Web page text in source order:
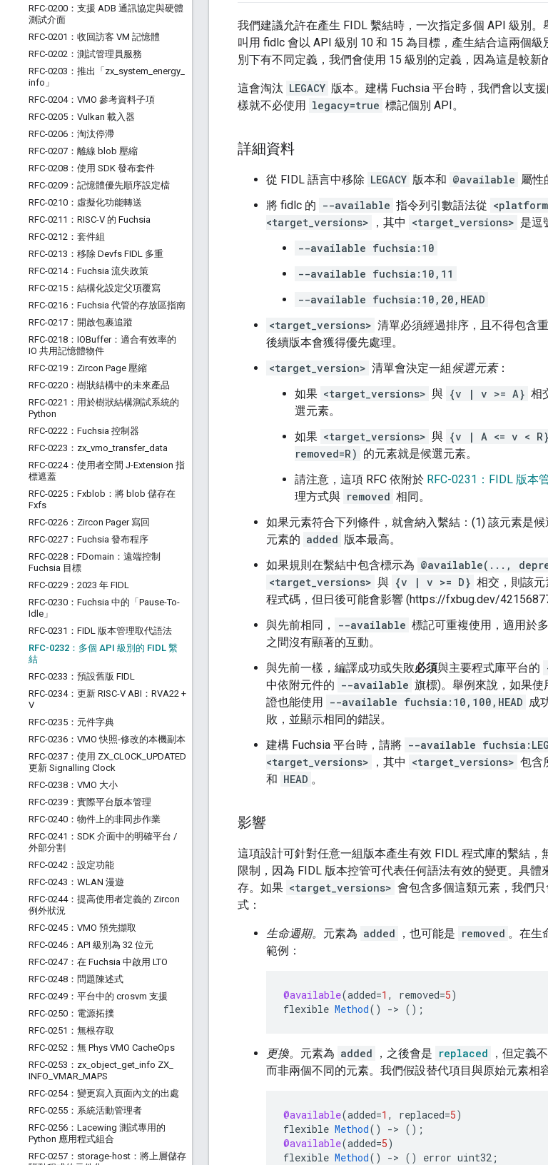
RFC-0200：支援 ADB 通訊協定與硬體
測試介面
RFC-0201：收回訪客 VM 記憶體
RFC-0202：測試管理員服務
RFC-0203：推出「zx system energy
info」
RFC-0204：VMO 參考資料子項
RFC-0205：Vulkan 載入器
RFC-0206：淘汰停滯
RFC-0207：離線 blob 壓縮
RFC-0208：使用 SDK 發布套件
RFC-0209：記憶體優先順序設定檔
RFC-0210：虛擬化功能轉送
RFC-0211：RISC-V 的 Fuchsia
RFC-0212：套件組
RFC-0213：移除 Devfs FIDL 多重
RFC-0214：Fuchsia 流失政策
RFC-0215：結構化設定父項覆寫
RFC-0216：Fuchsia 代管的存放區指南
RFC-0217：開啟包裹追蹤
RFC-0218：IOBuffer：適合有效率的
IO 共用記憶體物件
RFC-0219：Zircon Page 壓縮
RFC-0220：樹狀結構中的未來產品
RFC-0221：用於樹狀結構測試系統的
Python
RFC-0222：Fuchsia 控制器
RFC-0223：zx vmo _transfer_ data
RFC-0224：使用者空間 J-Extension 指
標遮蓋
RFC-0225：Fxblob：將 blob 儲存在
Fxfs
RFC-0226：Zircon Pager 寫回
RFC-0227：Fuchsia 發布程序
RFC-0228：FDomain：遠端控制
Fuchsia 目標
RFC-0229：2023 年 FIDL
RFC-0230：Fuchsia 中的「Pause-To-
Idle」
RFC-0231：FIDL 版本管理取代語法
RFC-0232：多個 API 級別的 FIDL 繫
結
RFC-0233：預設舊版 FIDL
RFC-0234：更新 RISC-V ABI：RVA22 +
V
RFC-0235：元件字典
RFC-0236：VMO 快照-修改的本機副本
RFC-0237：使用 ZX CLOCK UPDATED
更新 Signalling Clock
RFC-0238：VMO 大小
RFC-0239：實際平台版本管理
RFC-0240：物件上的非同步作業
RFC-0241：SDK 介面中的明確平台 /
外部分割
RFC-0242：設定功能
RFC-0243：WLAN 漫遊
RFC-0244：提高使用者定義的 Zircon
例外狀況
RFC-0245：VMO 預先擷取
RFC-0246：API 級別為 32 位元
RFC-0247：在 Fuchsia 中啟用 LTO
RFC-0248：問題陳述式
RFC-0249：平台中的 crosvm 支援
RFC-0250：電源拓撲
RFC-0251：無根存取
RFC-0252：無 Phys VMO CacheOps
RFC-0253：zx object get info ZX
INFO VMAR MAPS
RFC-0254：變更寫入頁面內文的出處
RFC-0255：系統活動管理者
RFC-0256：Lacewing 測試專用的
Python 應用程式組合
RFC-0257：storage-host：將上層儲存
我們建議允許在產生 FIDL 繫結時，一次指定多個 API 級別。
叫用 fidlc 會以 API 級別 10 和 15 為目標，產生結合這兩個
別下有不同定義，我們會使用 15 級別的定義，因為這是較新
這會淘汰 LEGACY 版本。建構 Fuchsia 平台時，我們會以支
樣就不必使用 legacy=true 標記個別 API。
詳細資料
從 FIDL 語言中移除 LEGACY 版本和 @available 屬性
將 fidlc 的 --available 指令列引數語法從
<target_versions>
，其中 <target_versions> 是逗
--available fuchsia:10
--available fuchsia:10,11
--available fuchsia:10,20,HEAD
<target_versions> 清單必須經過排序，且不得包含
後續版本會獲得優先處理。
<target_version> 清單會決定一組候選元素：
如果 <target_versions> 與 {v | v >= A} 相
選元素。
如果 <target_versions> 與 {v | A <= v < R}
removed=R) 的元素就是候選元素。
請注意，這項 RFC 依附於 RFC-0231：FIDL 版本
理方式與 removed 相同。
如果元素符合下列條件，就會納入繫結：(1) 該元素是
元素的 added 版本最高。
如果規則在繫結中包含標示為 @available(...,
<target_versions> 與 {v | v >= D} 相交，則該
程式碼，但日後可能會影響 (https://fxbug.dev/
與先前相同，
--available 標記可重複使用，適用於
之間沒有顯著的互動。
與先前一樣，編譯成功或失敗必須與主要程式庫平台的
中依附元件的 --available 旗標)。舉例來說，如果使
證也能使用 --available fuchsia:10,100,HEAD 成
敗，並顯示相同的錯誤。
建構 Fuchsia 平台時，請將 --available
<target_versions>
，其中 <target_versions> 包含
和 HEAD 。
影響
這項設計可針對任意一組版本產生有效 FIDL 程式庫的繫結
限制，因為 FIDL 版本控管可代表任何語法有效的變更。具
存。如果 <target_versions> 會包含多個這類元素，我們
式：
生命週期。 元素為 added ，也可能是 removed 。在生
範例：
@available(added=1 , removed=5)
flexible Method() -> ();
更換。 元素為 added ，之後會是 replaced
，但定義
而非兩個不同的元素。我們假設替代項目與原始元素相
@available(added=1 , replaced=5)
flexible Method() -> ();
@available(added=5)
flexible Method() -> () error uint32 ;